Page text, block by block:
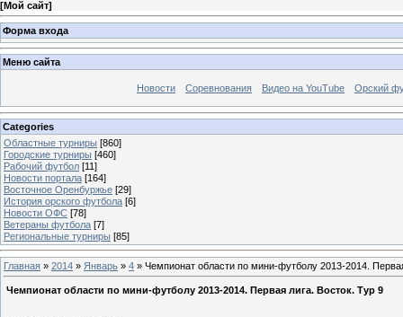
[Мой сайт]
Форма входа
Меню сайта
Новости Соревнования Видео на YouTube Орский
Categories
Областные турниры [860]
Городские турниры [460]
Рабочий футбол [11]
Новости портала [164]
Восточное Оренбуржье [29]
История орского футбола [6]
Новости ОФС [78]
Ветераны футбола [7]
Региональные турниры [85]
Главная » 2014 » Январь » 4 » Чемпионат области по мини-футболу 2013-2014.
Чемпионат области по мини-футболу 2013-2014. Первая лига. Восток. Тур 9